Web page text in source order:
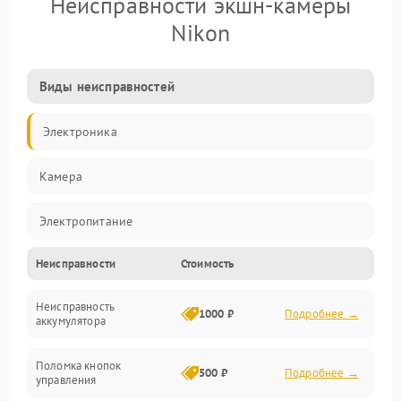
Nikon
Виды неисправностей
Электроника
Камера
Электропитание
Память/Носитель
Хранение данных
Неисправности Стоимость
Неисправность
аккумулятора
1000 ₽ Подробнее →
Поломка кнопок
управления
500 ₽ Подробнее →